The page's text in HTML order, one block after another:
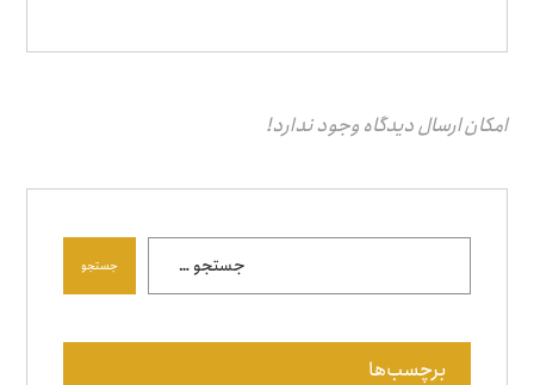
امکان ارسال دیدگاه وجود ندارد!
جستجو
برچسب‌ها